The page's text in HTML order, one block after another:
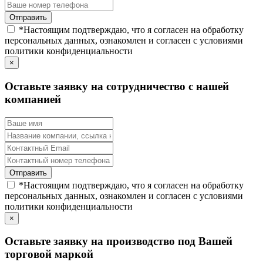
*Настоящим подтверждаю, что я согласен на обработку
персональных данных, ознакомлен и согласен с условиями
политики конфиденциальности
×
Оставьте заявку на сотрудничество с нашей
компанией
*Настоящим подтверждаю, что я согласен на обработку
персональных данных, ознакомлен и согласен с условиями
политики конфиденциальности
×
Оставьте заявку на производство под Вашей
торговой маркой